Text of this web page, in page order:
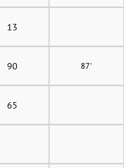
13
90 87'
65